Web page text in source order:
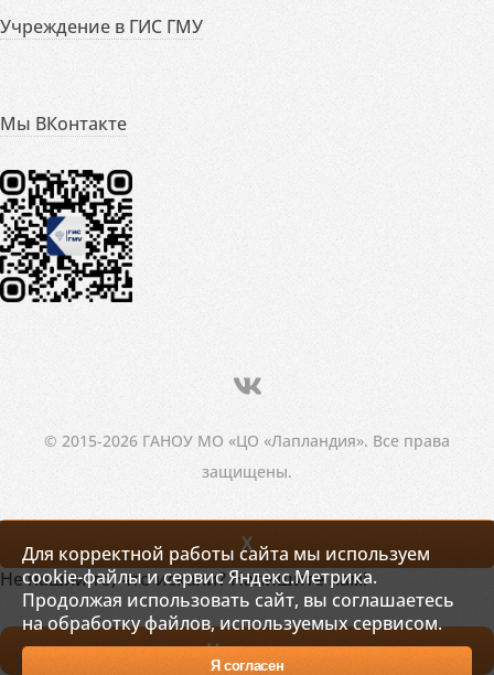
Учреждение в ГИС ГМУ
Мы ВКонтакте
© 2015-2026 ГАНОУ МО «ЦО «Лапландия». Все права
защищены.
Для корректной работы сайта мы используем
cookie-файлы и сервис Яндекс.Метрика.
Продолжая использовать сайт, вы соглашаетесь
на обработку файлов, используемых сервисом.
Я согласен
X
Не нашли то, что искали? Напишите нам!
Написать